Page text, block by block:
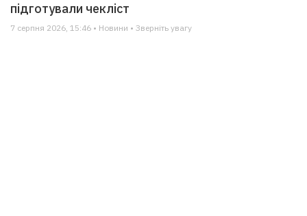
підготували чекліст
7 серпня 2026, 15:46 • Новини • Зверніть увагу